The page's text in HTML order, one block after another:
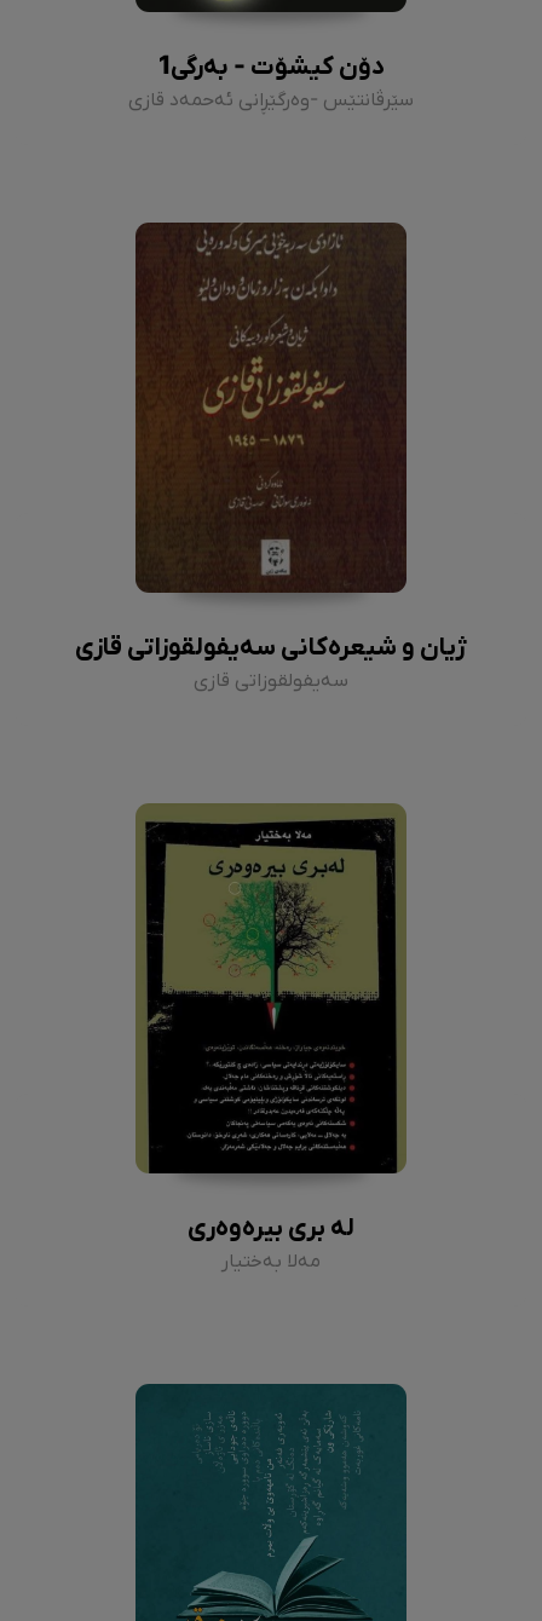
دۆن کیشۆت - بەرگی1
سێرڤانتێس -وەرگێڕانی ئەحمەد قازی
ژیان و شیعرەکانی سەیفولقوزاتی قازی
سەیفولقوزاتی قازی
لە بری بیرەوەری
مەلا بەختیار